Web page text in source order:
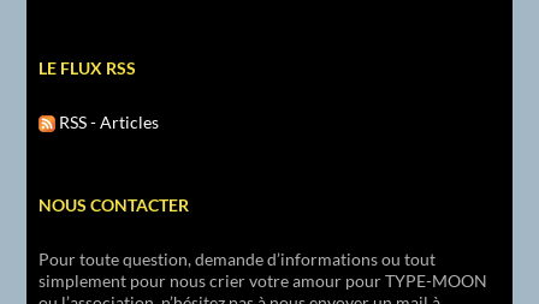
LE FLUX RSS
RSS - Articles
NOUS CONTACTER
Pour toute question, demande d’informations ou tout
simplement pour nous crier votre amour pour TYPE-MOON